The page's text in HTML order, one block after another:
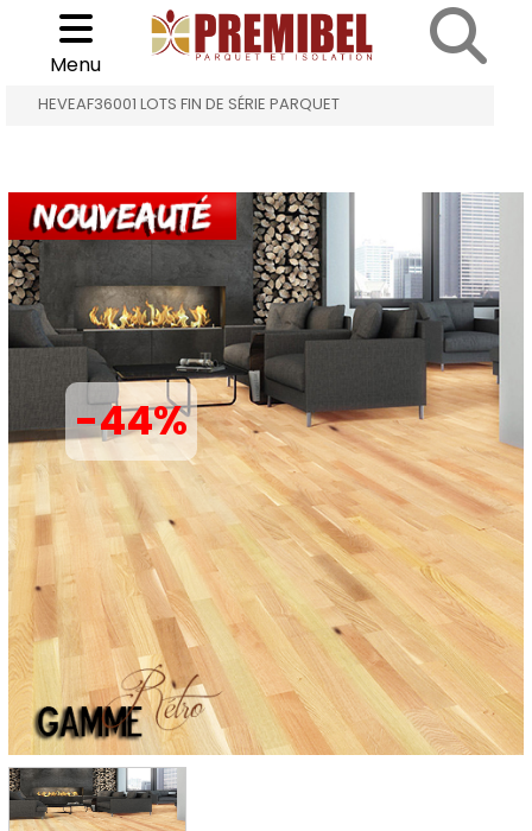
Choisir son parquet
Menu
ACCUEIL > LOTS FIN DE SÉRIE PARQUET >
HEVEAF36001 LOTS FIN DE SÉRIE PARQUET
-44%
Cookies management panel